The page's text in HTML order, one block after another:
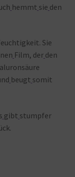
hemmt sie den
Sie
Film, der den
beugt somit
gibt stumpfer